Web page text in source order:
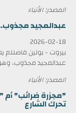
المصدر: الأنباء
عبدالمجيد مجذوب..
2026-02-18
بيروت - بولين فاضللم
عبدالمجيد مجذوب،
المصدر: الأنباء
"مجزرة ضرائب" أم
تحرك الشارع